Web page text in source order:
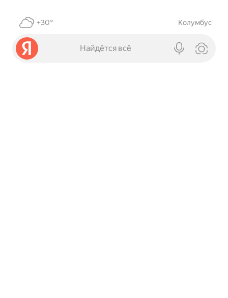
+30° Колумбус
Найдётся всё